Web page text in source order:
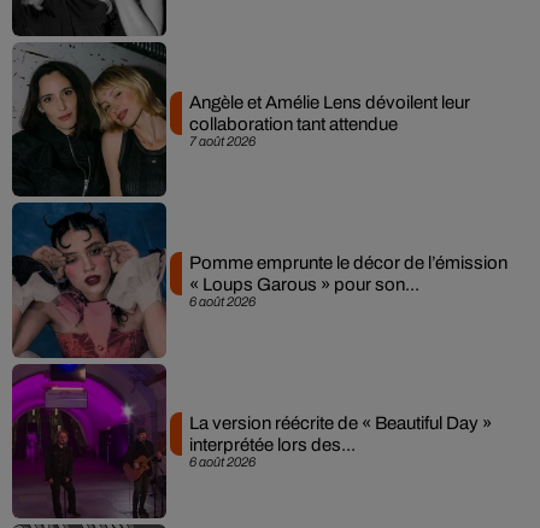
7 août 2026
Angèle et Amélie Lens dévoilent leur
collaboration tant attendue
6 août 2026
Pomme emprunte le décor de l’émission
« Loups Garous » pour son...
6 août 2026
La version réécrite de « Beautiful Day »
interprétée lors des...